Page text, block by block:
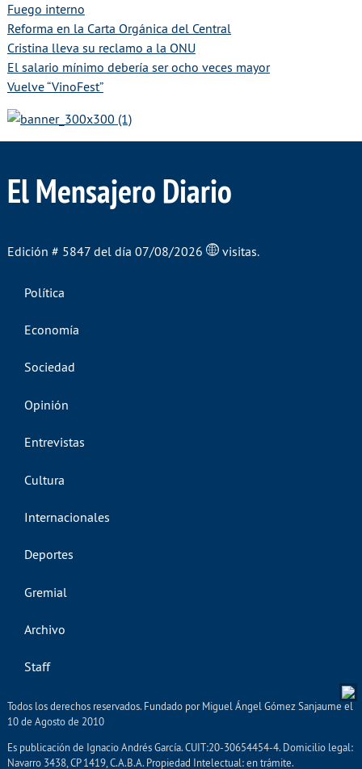
Fuego interno
Reforma en la Carta Orgánica del Central
Cristina lleva su reclamo a la ONU
El salario mínimo debería ser ocho veces mayor
Vuelve “VinoFest”
El Mensajero Diario
Edición # 5847 del día 07/08/2026 visitas.
Política
Economía
Sociedad
Opinión
Entrevistas
Cultura
Internacionales
Deportes
Gremial
Archivo
Staff
Todos los derechos reservados. Fundado por Miguel Ángel Gómez Sanjaume el
10 de Agosto de 2010
Es publicación de Ignacio Andrés García. CUIT:20-30654454-4. Domicilio legal:
Navarro 3438, CP 1419, C.A.B.A. Propiedad Intelectual: en trámite.